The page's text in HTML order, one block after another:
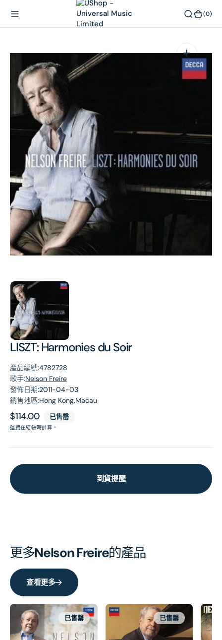
(0)
LISZT: Harmonies du Soir
產品編號:4782728
歌手:Nelson Freire
發佈日期:2011-04-03
銷售地區:Hong Kong,Macau
原
價
$114.00 已售罄
運費在結帳時計算。
到貨提醒
在
張
更多Nelson Freire的產品
查看更多
已售罄 已售罄